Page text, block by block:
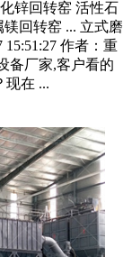
锌回转窑 活性石
回转窑 ... 立式磨
15:51:27 作者：重
备厂家,客户看的
现在 ...